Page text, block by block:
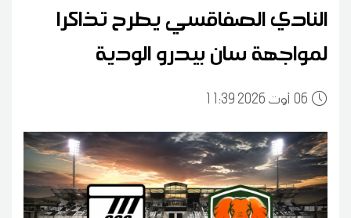
النادي الصفاقسي يطرح تذاكرا
لمواجهة سان بيدرو الودية
0611:39 2026 أوت